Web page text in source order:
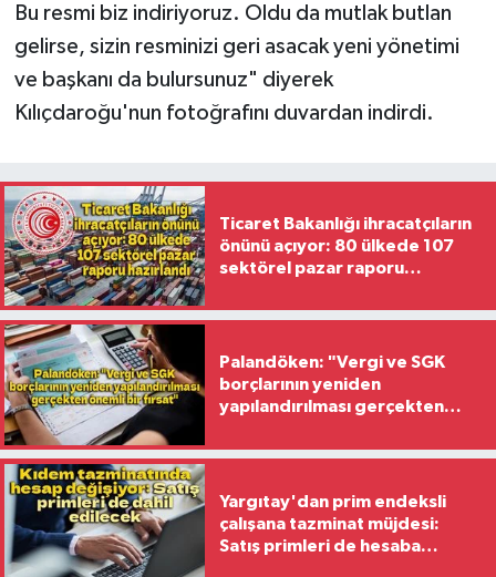
Bu resmi biz indiriyoruz. Oldu da mutlak butlan
gelirse, sizin resminizi geri asacak yeni yönetimi
ve başkanı da bulursunuz" diyerek
Kılıçdaroğu'nun fotoğrafını duvardan indirdi.
Ticaret Bakanlığı ihracatçıların
önünü açıyor: 80 ülkede 107
sektörel pazar raporu
Palandöken: "Vergi ve SGK
borçlarının yeniden
yapılandırılması gerçekten
Yargıtay'dan prim endeksli
çalışana tazminat müjdesi:
Satış primleri de hesaba